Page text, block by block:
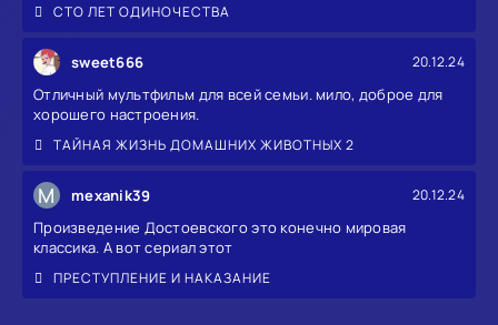
СТО ЛЕТ ОДИНОЧЕСТВА
sweet666 20.12.24
Отличный мультфильм для всей семьи. мило, доброе для
хорошего настроения.
ТАЙНАЯ ЖИЗНЬ ДОМАШНИХ ЖИВОТНЫХ 2
M mexanik39 20.12.24
Произведение Достоевского это конечно мировая
классика. А вот сериал этот
ПРЕСТУПЛЕНИЕ И НАКАЗАНИЕ